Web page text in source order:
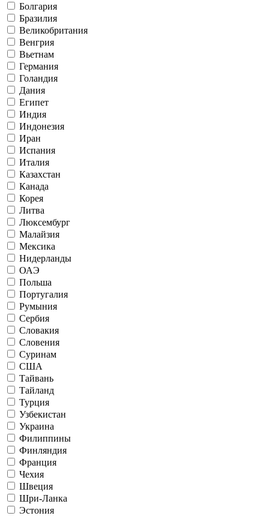
Болгария
Бразилия
Великобритания
Венгрия
Вьетнам
Германия
Голандия
Дания
Египет
Индия
Индонезия
Иран
Испания
Италия
Казахстан
Канада
Корея
Литва
Люксембург
Малайзия
Мексика
Нидерланды
ОАЭ
Польша
Португалия
Румыния
Сербия
Словакия
Словения
Суринам
США
Тайвань
Тайланд
Турция
Узбекистан
Украина
Филиппины
Финляндия
Франция
Чехия
Швеция
Шри-Ланка
Эстония